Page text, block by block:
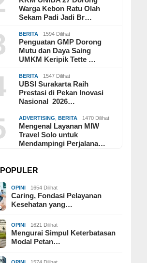
Warga Kebon Ratu Olah
Sekam Padi Jadi Br…
BERITA 1594 Dilihat
Penguatan GMP Dorong
Mutu dan Daya Saing
UMKM Keripik Tette …
BERITA 1547 Dilihat
UBSI Surakarta Raih
Prestasi di Pekan Inovasi
Nasional 2026…
ADVERTISING ,BERITA 1470 Dilihat
Mengenal Layanan MIW
Travel Solo untuk
Mendampingi Perjalana…
OPINI 1654 Dilihat
Caring, Fondasi Pelayanan
Kesehatan yang…
OPINI 1621 Dilihat
Mengurai Simpul Keterbatasan
Modal Petan…
OPINI 1574 Dilihat